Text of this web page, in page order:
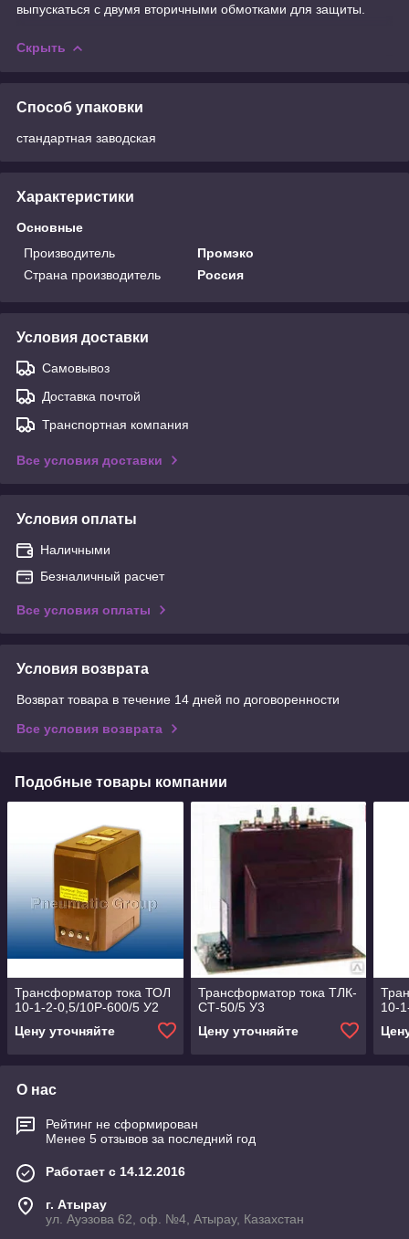
выпускаться с двумя вторичными обмотками для защиты.
Скрыть
Способ упаковки
стандартная заводская
Характеристики
Основные
Производитель
Промэко
Страна производитель
Россия
Условия доставки
Самовывоз
Доставка почтой
Транспортная компания
Все условия доставки
Условия оплаты
Наличными
Безналичный расчет
Все условия оплаты
Условия возврата
Возврат товара в течение 14 дней по договоренности
Все условия возврата
Подобные товары компании
Трансформатор тока ТОЛ
10-1-2-0,5/10Р-600/5 У2
Цену уточняйте
Трансформатор тока ТЛК-
СТ-50/5 У3
Цену уточняйте
10-
О нас
Рейтинг не сформирован
Менее 5 отзывов за последний год
Работает с 14.12.2016
г. Атырау
ул. Ауэзова 62, оф. №4, Атырау, Казахстан